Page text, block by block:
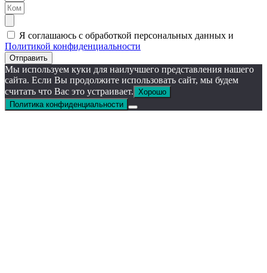
Я соглашаюсь с обработкой персональных данных и
Политикой конфиденциальности
Отправить
Мы используем куки для наилучшего представления нашего
сайта. Если Вы продолжите использовать сайт, мы будем
считать что Вас это устраивает. Хорошо
Политика конфиденциальности